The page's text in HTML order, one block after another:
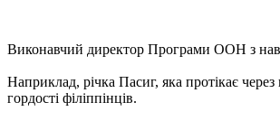
Виконавчий директор Програми ООН з
Наприклад, річка Пасиг, яка протікає
гордості філіппінців.